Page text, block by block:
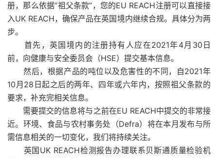
册，那么依据“祖父条款”，您的EU REACH注册可以直接接
入UK REACH，确保产品在英国境内继续合规。具体分为两
步。
首先，英国境内的注册持有人应在2021年4月30日
前，向健康与安全委员会（HSE）提交基本信息。
然后，根据产品的吨位以及危害性的不同，自2021年
10月28日起之后的两年、四年或六年内，按照祖父条款的
要求，补充完相关信息。
需要提交的信息将与之前在EU REACH中提交的非常接
近。环境、食品与农村事务处（Defra）将在本月发布与所
需信息相关的一切变化，我们将持续关注。
英国UK REACH检测报告办理联系贝斯通质量检验机